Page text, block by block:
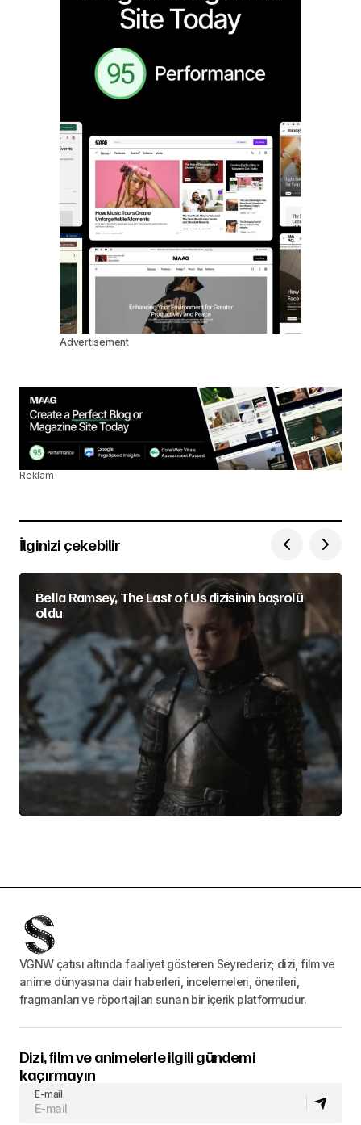
Advertisement
Reklam
İlginizi çekebilir
Bella Ramsey, The Last of Us dizisinin başrolü
oldu
VGNW çatısı altında faaliyet gösteren Seyrederiz; dizi, film ve
anime dünyasına dair haberleri, incelemeleri, önerileri,
fragmanları ve röportajları sunan bir içerik platformudur.
Dizi, film ve animelerle ilgili gündemi
kaçırmayın
E-mail